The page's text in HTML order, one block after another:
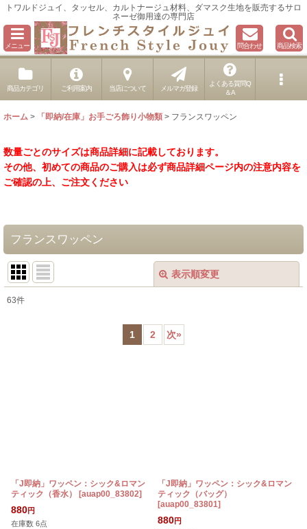
トワルドジュイ、タッセル、カルトナージュ材料、ダマスク生地を販売するサロ
ネーゼ御用達の専門店
メニュー 問合わせ 商品検索
商品カテゴリ ご利用案内 当店について メルマガ登録
よくある質問Q
＆A
ホーム > 「即納/在庫」お手ごろ飾り小物類 > フランスワッペン
数量ごとのサイズは商品詳細に記載しております。
その他、初めての商品のご購入は必ず商品詳細ページ内の注意内容を
ご確認の上、ご注文ください
フランスワッペン
表示順変更
63件
1 2 次»
「J即納」ワッペン：シック&ロマン
ティック（香水）
[auap00_83802]
880円
在庫数 6点
「J即納」ワッペン：シック&ロマン
ティック（バッグ）
[auap00_83801]
880円